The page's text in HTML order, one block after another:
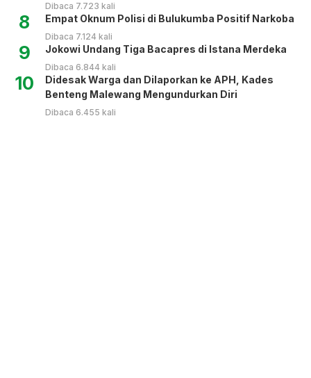
Dibaca 7.723 kali
8 Empat Oknum Polisi di Bulukumba Positif Narkoba
Dibaca 7.124 kali
9 Jokowi Undang Tiga Bacapres di Istana Merdeka
Dibaca 6.844 kali
10
Didesak Warga dan Dilaporkan ke APH, Kades
Benteng Malewang Mengundurkan Diri
Dibaca 6.455 kali